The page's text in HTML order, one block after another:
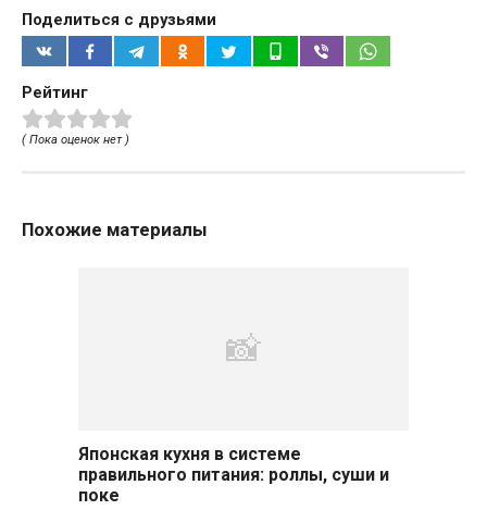
Поделиться с друзьями
Рейтинг
( Пока оценок нет )
Похожие материалы
Японская кухня в системе
правильного питания: роллы, суши и
поке